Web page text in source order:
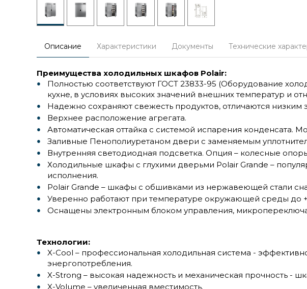
Описание Характеристики Документы Технические
Преимущества холодильных шкафов Polair:
Полностью соответствуют ГОСТ 23833-95 (Оборудование
кухне, в условиях высоких значений внешних температур и
Надежно сохраняют свежесть продуктов, отличаются
Верхнее расположение агрегата.
Автоматическая оттайка с системой испарения конденсата.
Заливные Пенополиуретаном двери с заменяемым
Внутренняя светодиодная подсветка. Опция – колесные
Холодильные шкафы с глухими дверьми Polair Grande –
исполнения.
Polair Grande – шкафы с обшивками из нержавеющей стали
Уверенно работают при температуре окружающей среды до
Оснащены электронным блоком управления,
Технологии:
X-Cool – профессиональная холодильная система -
энергопотребления.
X-Strong – высокая надежность и механическая прочность -
X-Volume – увеличенная вместимость.